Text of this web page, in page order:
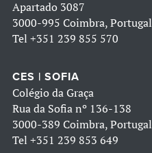
Apartado 3087
3000-995 Coimbra, Portugal
Tel +351 239 855 570
CES | SOFIA
Colégio da Graça
Rua da Sofia nº 136-138
3000-389 Coimbra, Portugal
Tel +351 239 853 649